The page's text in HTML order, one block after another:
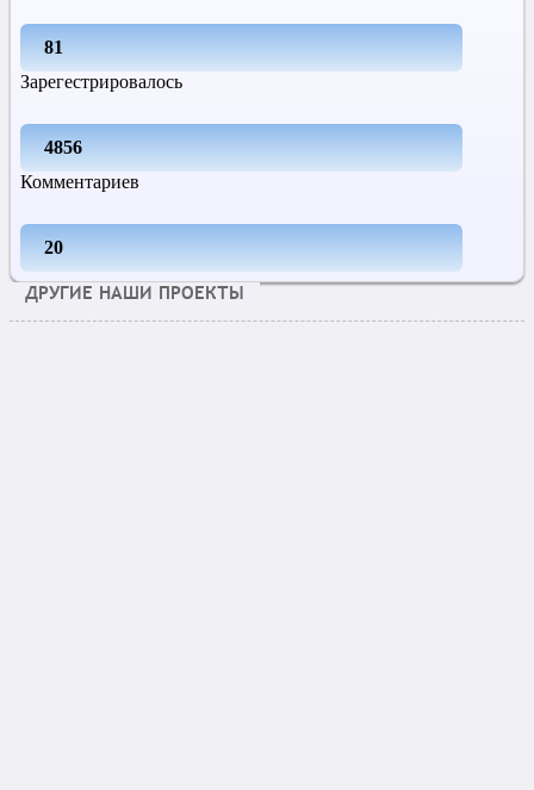
81
Зарегестрировалось
4856
Комментариев
20
ДРУГИЕ НАШИ ПРОЕКТЫ